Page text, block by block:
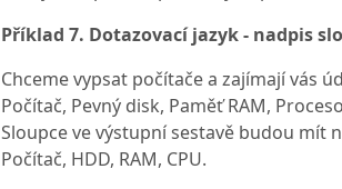
Příklad 7. Dotazovací jazyk - nadpis
Chceme vypsat počítače a zajímají vás
Počítač, Pevný disk, Paměť RAM,
Sloupce ve výstupní sestavě budou mít
Počítač, HDD, RAM, CPU.